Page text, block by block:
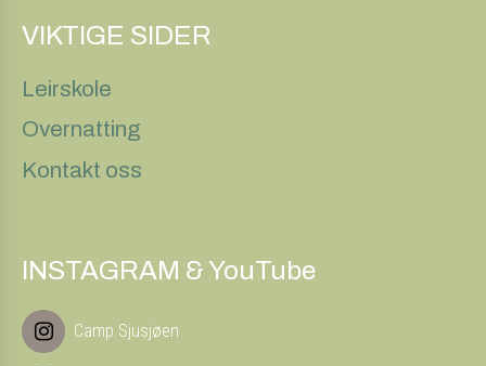
VIKTIGE SIDER
Leirskole
Overnatting
Kontakt oss
INSTAGRAM & YouTube
Camp Sjusjøen